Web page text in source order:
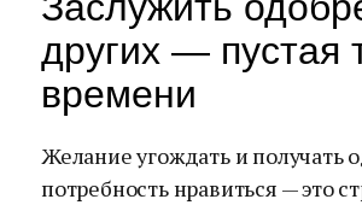
других — пустая
времени
Желание угождать и получать
потребность нравиться — это